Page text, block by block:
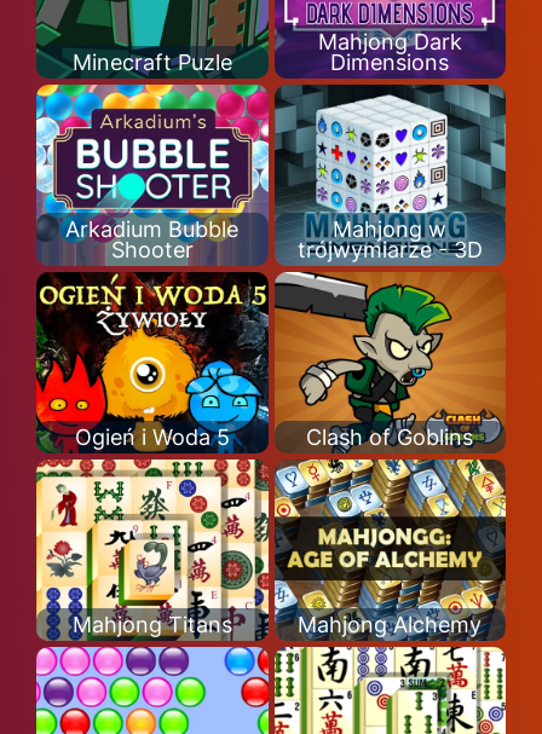
Minecraft Puzle
Mahjong Dark
Dimensions
Arkadium Bubble
Shooter
Mahjong w
trójwymiarze - 3D
Ogień i Woda 5 Clash of Goblins
Mahjong Titans Mahjong Alchemy